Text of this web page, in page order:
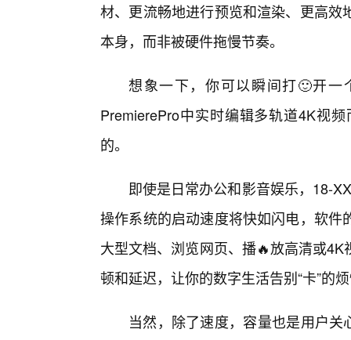
材、更流畅地进行预览和渲染、更高
本身，而非被硬件拖慢节奏。
想象一下，你可以瞬间打🙂开一
PremierePro中实时编辑多轨道4K视
的。
即使是日常办公和影音娱乐，18-
操作系统的启动速度将快如闪电，软
大型文档、浏览网页、播🔥放高清或
顿和延迟，让你的数字生活告别“卡”的
当然，除了速度，容量也是用户关